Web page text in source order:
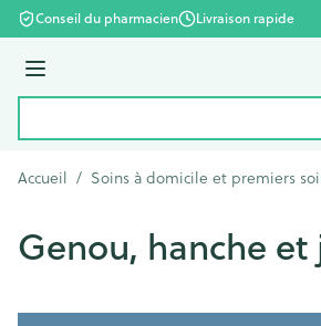
Aller au contenu
Conseil du pharmacien Livraison rapide
Menu
Accueil / Soins à domicile et premiers
Genou, hanche et